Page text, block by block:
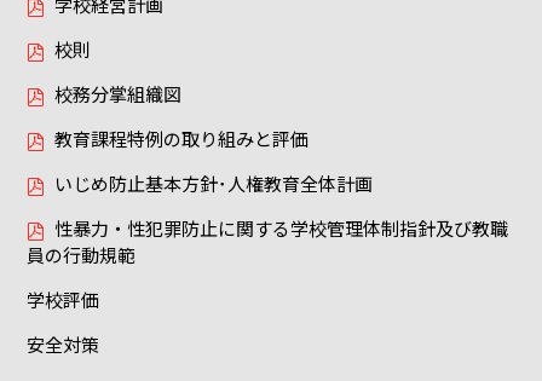
校則
校務分掌組織図
教育課程特例の取り組みと評価
いじめ防止基本方針･人権教育全体計画
性暴力・性犯罪防止に関する学校管理体制指針及び教職
員の行動規範
学校評価
安全対策